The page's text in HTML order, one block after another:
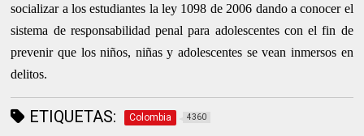
socializar a los estudiantes la ley 1098 de 2006 dando a conocer el
sistema de responsabilidad penal para adolescentes con el fin de
prevenir que los niños, niñas y adolescentes se vean inmersos en
delitos.
ETIQUETAS: Colombia 4360